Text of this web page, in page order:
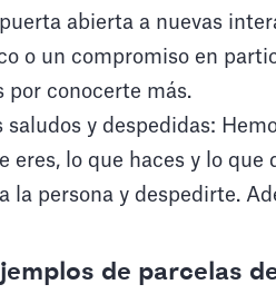
abierta a nuevas
o un compromiso en
por conocerte más.
saludos y despedidas:
eres, lo que haces y lo
la persona y despedirte.
de parcelas